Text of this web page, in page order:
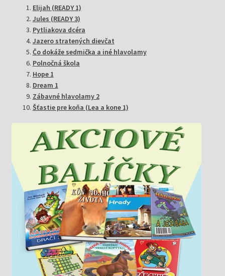
Elijah (READY 1)
Jules (READY 3)
Pytliakova dcéra
Jazero stratených dievčat
Čo dokáže sedmička a iné hlavolamy
Polnočná škola
Hope 1
Dream 1
Zábavné hlavolamy 2
Šťastie pre koňa (Lea a kone 1)